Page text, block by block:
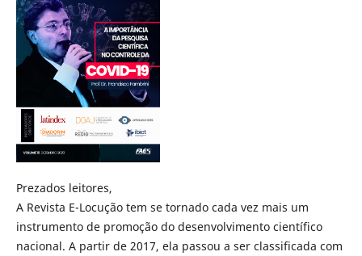
Prezados leitores,
A Revista E-Locução tem se tornado cada vez mais um
instrumento de promoção do desenvolvimento científico
nacional. A partir de 2017, ela passou a ser classificada com